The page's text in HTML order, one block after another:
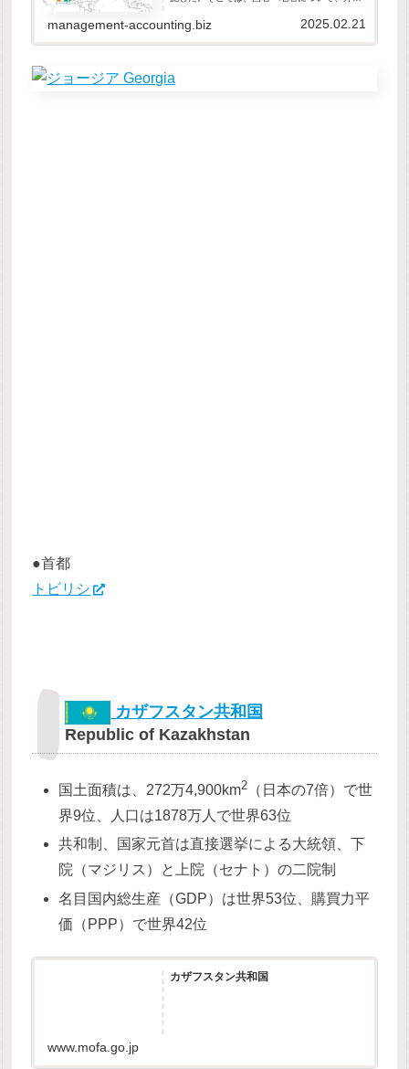
的に変更する（ひとつに統一する）ことの社会
的・経済的コストをし...
management-accounting.biz 2025.02.21
●首都
トビリシ
カザフスタン共和国
Republic of Kazakhstan
国土面積は、272万4,900km2 （日本の7倍）で世
界9位、人口は1878万人で世界63位
共和制、国家元首は直接選挙による大統領、下
院（マジリス）と上院（セナト）の二院制
名目国内総生産（GDP）は世界53位、購買力平
価（PPP）で世界42位
カザフスタン共和国
www.mofa.go.jp